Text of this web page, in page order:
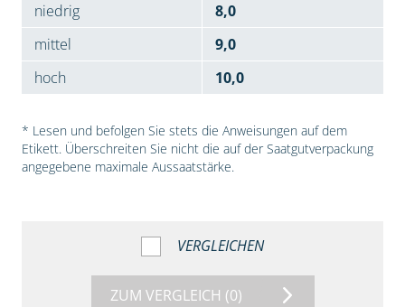
niedrig
8,0
mittel
9,0
hoch
10,0
* Lesen und befolgen Sie stets die Anweisungen auf dem
Etikett. Überschreiten Sie nicht die auf der Saatgutverpackung
angegebene maximale Aussaatstärke.
VERGLEICHEN
ZUM VERGLEICH (0)